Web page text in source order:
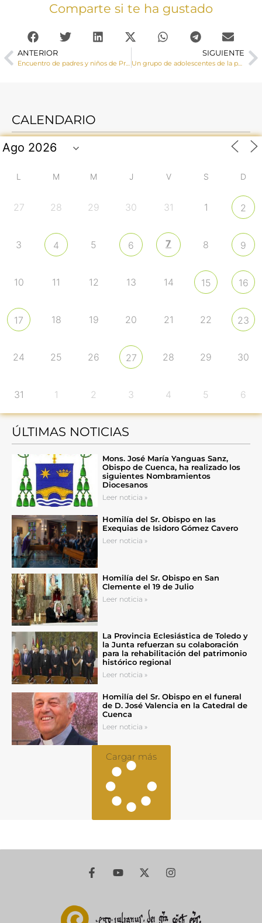
Comparte si te ha gustado
ANTERIOR
Encuentro de padres y niños de Primera Comunión organizado por la Delegación Diocesana de Catequesis y Catecumenado
SIGUIENTE
Un grupo de adolescentes de la parroquia de Minglanilla reciben la Confirmación impartida por el Sr. Obispo
CALENDARIO
L M M J V S D
27 28 29 30 31 1 2
3 4 5 6 7 8 9
10 11 12 13 14 15 16
17 18 19 20 21 22 23
24 25 26 27 28 29 30
31 1 2 3 4 5 6
ÚLTIMAS NOTICIAS
Mons. José María Yanguas Sanz,
Obispo de Cuenca, ha realizado los
siguientes Nombramientos
Diocesanos
Leer noticia »
Homilía del Sr. Obispo en las
Exequias de Isidoro Gómez Cavero
Leer noticia »
Homilía del Sr. Obispo en San
Clemente el 19 de Julio
Leer noticia »
La Provincia Eclesiástica de Toledo y
la Junta refuerzan su colaboración
para la rehabilitación del patrimonio
histórico regional
Leer noticia »
Homilía del Sr. Obispo en el funeral
de D. José Valencia en la Catedral de
Cuenca
Leer noticia »
Cargar más